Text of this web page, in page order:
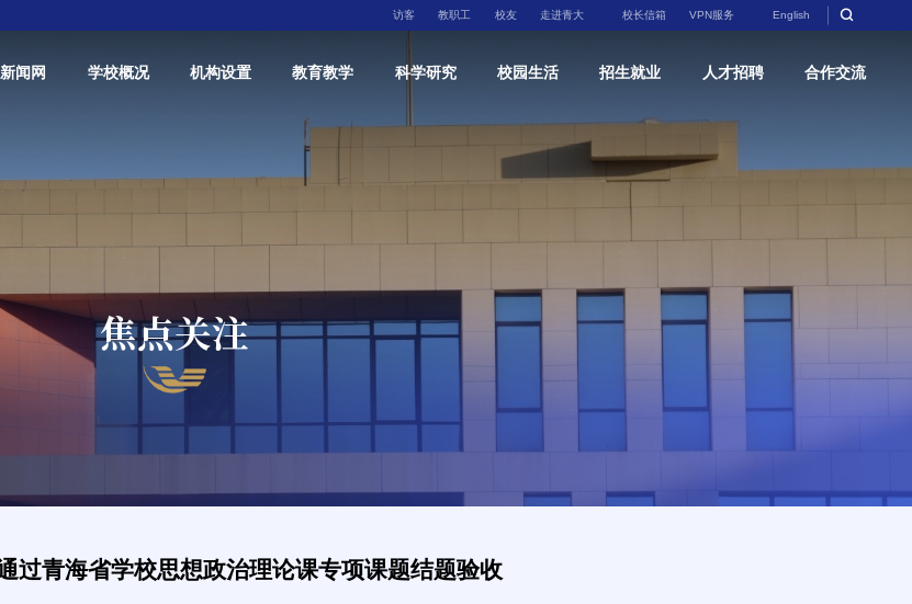
访客 教职工 校友 走进青大 校长信箱 VPN服务 English
新闻网 学校概况 机构设置 教育教学 科学研究 校园生活 招生就业 人才招聘 合作交流
焦点关注
过青海省学校思想政治理论课专项课题结题验收